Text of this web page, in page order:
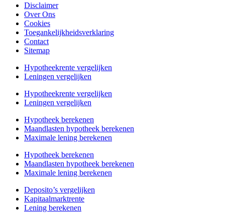
Disclaimer
Over Ons
Cookies
Toegankelijkheidsverklaring
Contact
Sitemap
Hypotheekrente vergelijken
Leningen vergelijken
Hypotheekrente vergelijken
Leningen vergelijken
Hypotheek berekenen
Maandlasten hypotheek berekenen
Maximale lening berekenen
Hypotheek berekenen
Maandlasten hypotheek berekenen
Maximale lening berekenen
Deposito’s vergelijken
Kapitaalmarktrente
Lening berekenen